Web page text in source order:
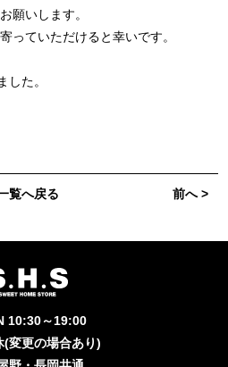
願いします。
っていただけると幸いです。
した。
前へ >
覧へ戻る
10:30～19:00
(変更の場合あり)